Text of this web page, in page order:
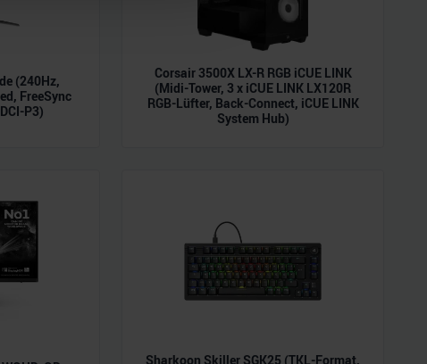
Verwendung unserer
führen diese Informationen
(240Hz,
FreeSync
P3)
Corsair 3500X LX-R RGB iCUE LINK
(Midi-Tower, 3 x iCUE LINK LX120R
RGB-Lüfter, Back-Connect, iCUE LINK
System Hub)
Sharkoon Skiller SGK25 (TKL-Format,